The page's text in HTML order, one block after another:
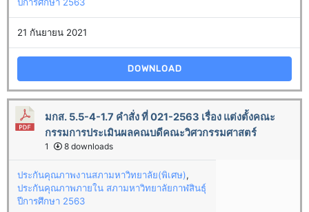
21 กันยายน 2021
DOWNLOAD
มกส. 5.5-4-1.7 คำสั่ง ที่ 021-2563 เรื่อง แต่งตั้งคณะ
กรรมการประเมินผลคณบดีคณะวิศวกรรมศาสตร์
1 8 downloads
ประกันคุณภาพงานสภามหาวิทยาลัย(พิเศษ),
ประกันคุณภาพภายใน สภามหาวิทยาลัยกาฬสินธุ์
ปีการศึกษา 2563